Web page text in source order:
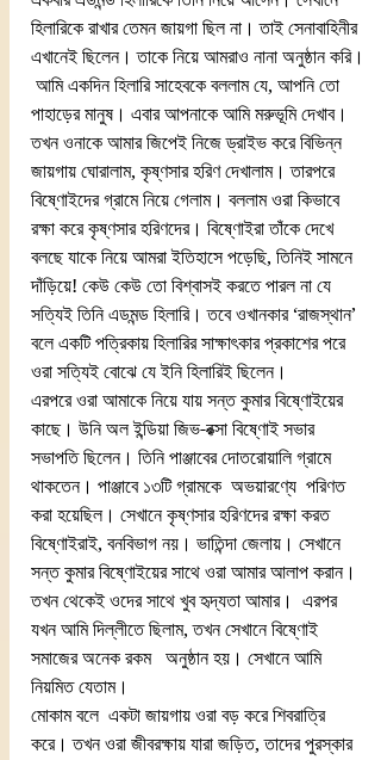
হিলারিকে রাখার তেমন জায়গা ছিল না। তাই সেনাবাহিনীর
এখানেই ছিলেন। তাকে নিয়ে আমরাও নানা অনুষ্ঠান করি।
আমি একদিন হিলারি সাহেবকে বললাম যে, আপনি তো
পাহাড়ের মানুষ। এবার আপনাকে আমি মরুভূমি দেখাব।
তখন ওনাকে আমার জিপেই নিজে ড্রাইভ করে বিভিন্ন
জায়গায় ঘোরালাম, কৃষ্ণসার হরিণ দেখালাম। তারপরে
বিষ্ণোইদের গ্রামে নিয়ে গেলাম। বললাম ওরা কিভাবে
রক্ষা করে কৃষ্ণসার হরিণদের। বিষ্ণোইরা তাঁকে দেখে
বলছে যাকে নিয়ে আমরা ইতিহাসে পড়েছি, তিনিই সামনে
দাঁড়িয়ে! কেউ কেউ তো বিশ্বাসই করতে পারল না যে
সত্যিই তিনি এডমন্ড হিলারি। তবে ওখানকার ‘রাজস্থান’
বলে একটি পত্রিকায় হিলারির সাক্ষাৎকার প্রকাশের পরে
ওরা সত্যিই বোঝে যে ইনি হিলারিই ছিলেন।
এরপরে ওরা আমাকে নিয়ে যায় সন্ত কুমার বিষ্ণোইয়ের
কাছে। উনি অল ইন্ডিয়া জিভ-রক্সা বিষ্ণোই সভার
সভাপতি ছিলেন। তিনি পাঞ্জাবের দোতরোয়ালি গ্রামে
থাকতেন। পাঞ্জাবে ১৩টি গ্রামকে  অভয়ারণ্যে  পরিণত
করা হয়েছিল। সেখানে কৃষ্ণসার হরিণদের রক্ষা করত
বিষ্ণোইরাই, বনবিভাগ নয়। ভাতিন্দা জেলায়। সেখানে
সন্ত কুমার বিষ্ণোইয়ের সাথে ওরা আমার আলাপ করান।
তখন থেকেই ওদের সাথে খুব হৃদ্যতা আমার।  এরপর
যখন আমি দিল্লীতে ছিলাম, তখন সেখানে বিষ্ণোই
সমাজের অনেক রকম   অনুষ্ঠান হয়। সেখানে আমি
নিয়মিত যেতাম।
মোকাম বলে  একটা জায়গায় ওরা বড় করে শিবরাত্রি
করে। তখন ওরা জীবরক্ষায় যারা জড়িত, তাদের পুরস্কার